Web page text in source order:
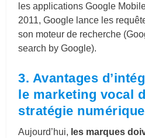
les applications Google
2011, Google lance les
son moteur de recherche
search by Google).
3. Avantages
le marketing vocal
stratégie numérique
Aujourd’hui, les marques